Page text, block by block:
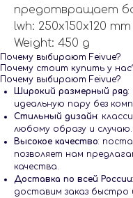
предотвращает
lwh: 250x150x120 mm
Weight: 450 g
Почему выбирают Feivue?
Почему стоит купить у
Почему выбирают Feivue?
Широкий размерный ряд:
идеальную пару без
Стильный дизайн:
любому образу и случаю.
Высокое качество:
позволяет нам
качества.
Доставка по всей России
доставим заказ быстро